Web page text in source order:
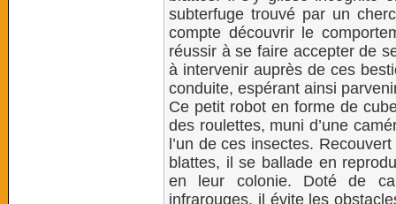
subterfuge trouvé par un
compte découvrir le
réussir à se faire accepter de
à intervenir auprès de ces
conduite, espérant ainsi
Ce petit robot en forme de
des roulettes, muni d’une
l’un de ces insectes.
blattes, il se ballade en
en leur colonie. Doté de
infrarouges, il évite les